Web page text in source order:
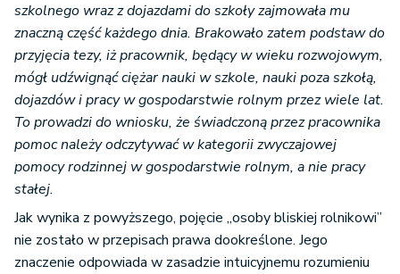
szkolnego wraz z dojazdami do szkoły zajmowała mu
znaczną część każdego dnia. Brakowało zatem podstaw do
przyjęcia tezy, iż pracownik, będący w wieku rozwojowym,
mógł udźwignąć ciężar nauki w szkole, nauki poza szkołą,
dojazdów i pracy w gospodarstwie rolnym przez wiele lat.
To prowadzi do wniosku, że świadczoną przez pracownika
pomoc należy odczytywać w kategorii zwyczajowej
pomocy rodzinnej w gospodarstwie rolnym, a nie pracy
stałej.
Jak wynika z powyższego, pojęcie „osoby bliskiej rolnikowi”
nie zostało w przepisach prawa dookreślone. Jego
znaczenie odpowiada w zasadzie intuicyjnemu rozumieniu